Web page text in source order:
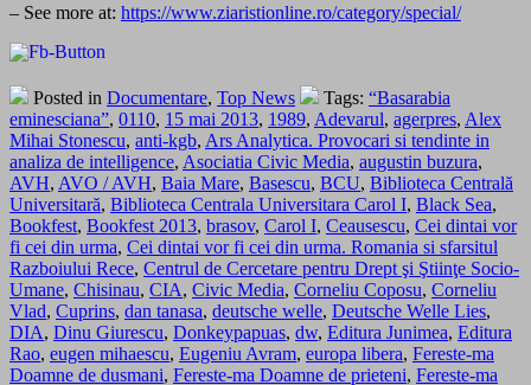
– See more at: https://www.ziaristionline.ro/category/special/
Posted in Documentare, Top News Tags: “Basarabia
eminesciana”, 0110, 15 mai 2013, 1989, Adevarul, agerpres, Alex
Mihai Stonescu, anti-kgb, Ars Analytica. Provocari si tendinte in
analiza de intelligence, Asociatia Civic Media, augustin buzura,
AVH, AVO / AVH, Baia Mare, Basescu, BCU, Biblioteca Centrală
Universitară, Biblioteca Centrala Universitara Carol I, Black Sea,
Bookfest, Bookfest 2013, brasov, Carol I, Ceausescu, Cei dintai vor
fi cei din urma, Cei dintai vor fi cei din urma. Romania si sfarsitul
Razboiului Rece, Centrul de Cercetare pentru Drept şi Ştiinţe Socio-
Umane, Chisinau, CIA, Civic Media, Corneliu Coposu, Corneliu
Vlad, Cuprins, dan tanasa, deutsche welle, Deutsche Welle Lies,
DIA, Dinu Giurescu, Donkeypapuas, dw, Editura Junimea, Editura
Rao, eugen mihaescu, Eugeniu Avram, europa libera, Fereste-ma
Doamne de dusmani, Fereste-ma Doamne de prieteni, Fereste-ma